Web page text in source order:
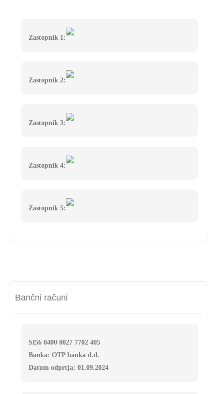
Zastopnik 1:
Zastopnik 2:
Zastopnik 3:
Zastopnik 4:
Zastopnik 5:
Bančni računi
SI56 0400 0027 7702 405
Banka: OTP banka d.d.
Datum odprtja: 01.09.2024